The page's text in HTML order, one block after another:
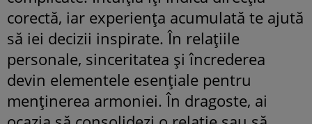
corectă, iar experiența acumulată te ajută
să iei decizii inspirate. În relațiile
personale, sinceritatea și încrederea
devin elementele esențiale pentru
menținerea armoniei. În dragoste, ai